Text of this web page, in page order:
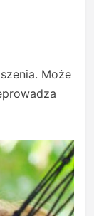
Może